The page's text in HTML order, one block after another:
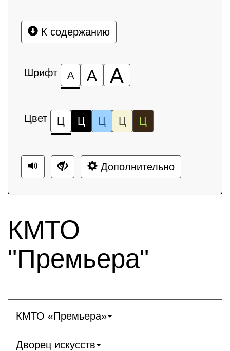
К содержанию
Шрифт А А А
Цвет Ц Ц Ц Ц Ц
Дополнительно
КМТО
"Премьера"
КМТО «Премьера»
Дворец искусств